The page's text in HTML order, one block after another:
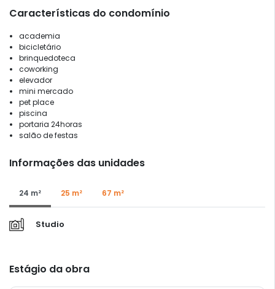
Características do condomínio
academia
bicicletário
brinquedoteca
coworking
elevador
mini mercado
pet place
piscina
portaria 24horas
salão de festas
Informações das unidades
24 m² 25 m² 67 m²
Studio
Estágio da obra